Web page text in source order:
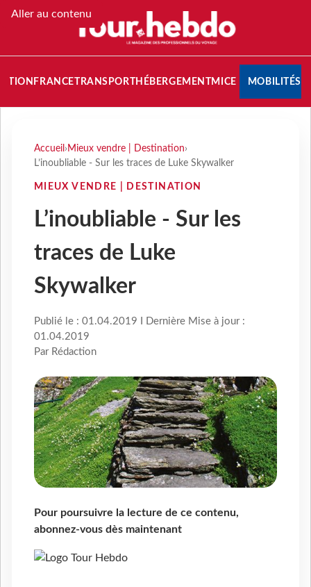
Aller au contenu
FRANCETRANSPORT HÉBERGEMENTMICE MOBILITÉS
Accueil › Mieux vendre | Destination›
L’inoubliable - Sur les traces de Luke Skywalker
MIEUX VENDRE | DESTINATION
L’inoubliable - Sur les
traces de Luke
Skywalker
Publié le : 01.04.2019 I Dernière Mise à jour :
01.04.2019
Par Rédaction
Pour poursuivre la lecture de ce contenu,
abonnez-vous dès maintenant